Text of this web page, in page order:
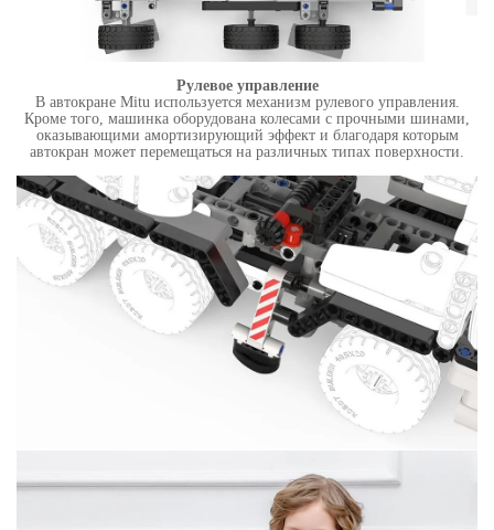
Рулевое управление
В автокране Mitu используется механизм рулевого управления.
Кроме того, машинка оборудована колесами с прочными шинами,
оказывающими амортизирующий эффект и благодаря которым
автокран может перемещаться на различных типах поверхности.